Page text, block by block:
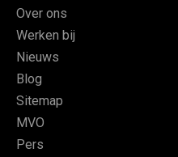
Over ons
Werken bij
Nieuws
Blog
Sitemap
MVO
Pers